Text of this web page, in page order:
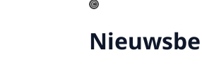
©